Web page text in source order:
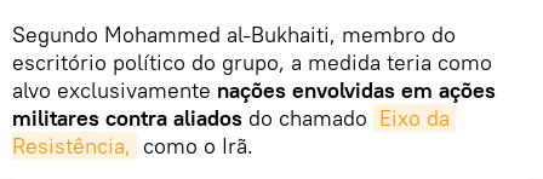
Segundo Mohammed al-Bukhaiti, membro do
escritório político do grupo, a medida teria como
alvo exclusivamente nações envolvidas em ações
militares contra aliados do chamado Eixo da
Resistência, como o Irã.